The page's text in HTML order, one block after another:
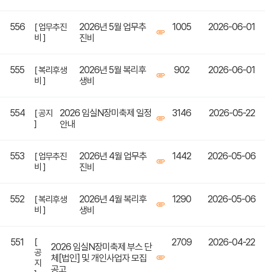
556
[ 업무추진
비 ]
2026년 5월 업무추
진비
1005 2026-06-01
555
[ 복리후생
비 ]
2026년 5월 복리후
생비
902 2026-06-01
554
[ 공지
]
2026 임실N장미축제 일정
안내
3146 2026-05-22
553
[ 업무추진
비 ]
2026년 4월 업무추
진비
1442 2026-05-06
552
[ 복리후생
비 ]
2026년 4월 복리후
생비
1290 2026-05-06
551
[
공
지
2026 임실N장미축제 부스 단
체[법인] 및 개인사업자 모집
공고
2709 2026-04-22